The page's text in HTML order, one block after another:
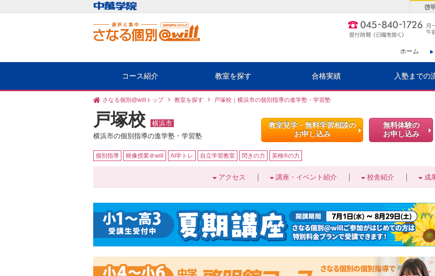
ホーム
コース紹介 教室を探す 合格実績 入塾までの
啓
さなる個別@willトップ 教室を探す 戸塚校｜横浜市の個別指導の進学塾・学習塾
戸塚校
横浜市
横浜市の個別指導の進学塾・学習塾
教室見学・無料学習相談の
お申し込み
無料体験の
お申し込み
個別指導 映像授業＠will AI学トレ 自立学習教室 閃きの力 英検®の力
アクセス 講座・イベント紹介 校舎紹介 成